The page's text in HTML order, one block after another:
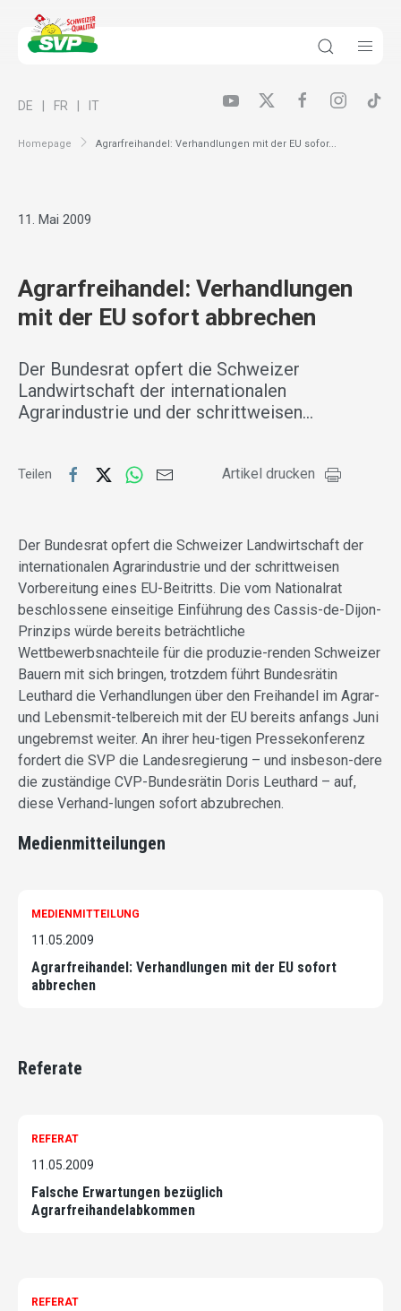
Homepage Agrarfreihandel: Verhandlungen mit der EU sofor...
DE FR IT
11. Mai 2009
Agrarfreihandel: Verhandlungen
mit der EU sofort abbrechen
Der Bundesrat opfert die Schweizer
Landwirtschaft der internationalen
Agrarindustrie und der schrittweisen…
Teilen Artikel drucken
Der Bundesrat opfert die Schweizer Landwirtschaft der
internationalen Agrarindustrie und der schrittweisen
Vorbereitung eines EU-Beitritts. Die vom Nationalrat
beschlossene einseitige Einführung des Cassis-de-Dijon-
Prinzips würde bereits beträchtliche
Wettbewerbsnachteile für die produzie-renden Schweizer
Bauern mit sich bringen, trotzdem führt Bundesrätin
Leuthard die Verhandlungen über den Freihandel im Agrar-
und Lebensmit-telbereich mit der EU bereits anfangs Juni
ungebremst weiter. An ihrer heu-tigen Pressekonferenz
fordert die SVP die Landesregierung – und insbeson-dere
die zuständige CVP-Bundesrätin Doris Leuthard – auf,
diese Verhand-lungen sofort abzubrechen.
Medienmitteilungen
MEDIENMITTEILUNG
11.05.2009
Agrarfreihandel: Verhandlungen mit der EU sofort
abbrechen
Referate
REFERAT
11.05.2009
Falsche Erwartungen bezüglich
Agrarfreihandelabkommen
REFERAT